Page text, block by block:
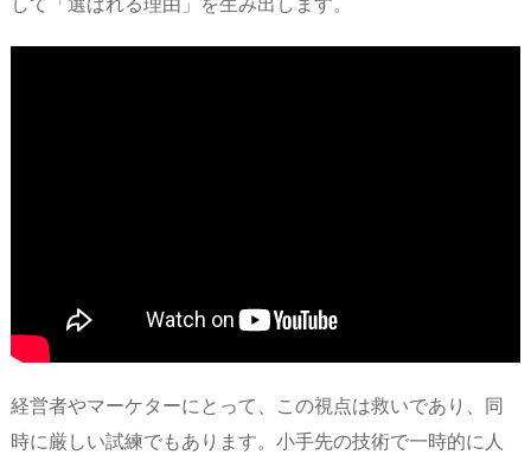
経営者やマーケターにとって、この視点は救いであり、同
時に厳しい試練でもあります。小手先の技術で一時的に人